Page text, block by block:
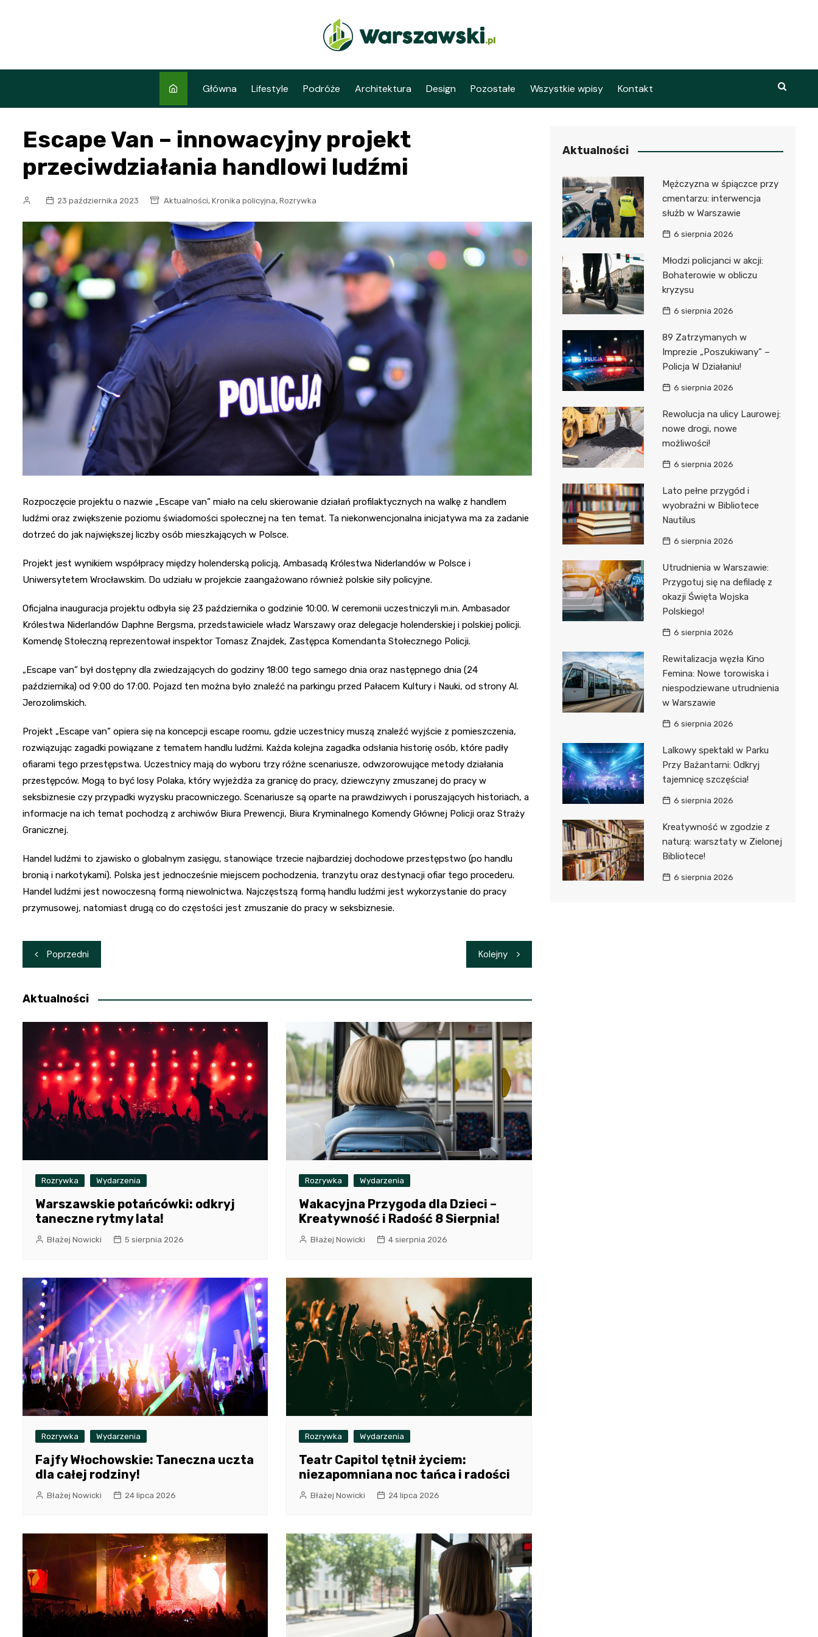
Główna Lifestyle Podróże Architektura Design Pozostałe Wszystkie wpisy Kontakt
Escape Van – innowacyjny projekt
przeciwdziałania handlowi ludźmi
23 października 2023 Aktualności, Kronika policyjna, Rozrywka
Rozpoczęcie projektu o nazwie „Escape van” miało na celu skierowanie działań profilaktycznych na walkę z handlem
ludźmi oraz zwiększenie poziomu świadomości społecznej na ten temat. Ta niekonwencjonalna inicjatywa ma za zadanie
dotrzeć do jak największej liczby osób mieszkających w Polsce.
Projekt jest wynikiem współpracy między holenderską policją, Ambasadą Królestwa Niderlandów w Polsce i
Uniwersytetem Wrocławskim. Do udziału w projekcie zaangażowano również polskie siły policyjne.
Oficjalna inauguracja projektu odbyła się 23 października o godzinie 10:00. W ceremonii uczestniczyli m.in. Ambasador
Królestwa Niderlandów Daphne Bergsma, przedstawiciele władz Warszawy oraz delegacje holenderskiej i polskiej policji.
Komendę Stołeczną reprezentował inspektor Tomasz Znajdek, Zastępca Komendanta Stołecznego Policji.
„Escape van” był dostępny dla zwiedzających do godziny 18:00 tego samego dnia oraz następnego dnia (24
października) od 9:00 do 17:00. Pojazd ten można było znaleźć na parkingu przed Pałacem Kultury i Nauki, od strony Al.
Jerozolimskich.
Projekt „Escape van” opiera się na koncepcji escape roomu, gdzie uczestnicy muszą znaleźć wyjście z pomieszczenia,
rozwiązując zagadki powiązane z tematem handlu ludźmi. Każda kolejna zagadka odsłania historię osób, które padły
ofiarami tego przestępstwa. Uczestnicy mają do wyboru trzy różne scenariusze, odwzorowujące metody działania
przestępców. Mogą to być losy Polaka, który wyjeżdża za granicę do pracy, dziewczyny zmuszanej do pracy w
seksbiznesie czy przypadki wyzysku pracowniczego. Scenariusze są oparte na prawdziwych i poruszających historiach, a
informacje na ich temat pochodzą z archiwów Biura Prewencji, Biura Kryminalnego Komendy Głównej Policji oraz Straży
Granicznej.
Handel ludźmi to zjawisko o globalnym zasięgu, stanowiące trzecie najbardziej dochodowe przestępstwo (po handlu
bronią i narkotykami). Polska jest jednocześnie miejscem pochodzenia, tranzytu oraz destynacji ofiar tego procederu.
Handel ludźmi jest nowoczesną formą niewolnictwa. Najczęstszą formą handlu ludźmi jest wykorzystanie do pracy
przymusowej, natomiast drugą co do częstości jest zmuszanie do pracy w seksbiznesie.
Nawigacja
wpisu
Poprzedni Kolejny
Aktualności
Rozrywka Wydarzenia
Warszawskie potańcówki: odkryj
taneczne rytmy lata!
Błażej Nowicki 5 sierpnia 2026
Rozrywka Wydarzenia
Wakacyjna Przygoda dla Dzieci –
Kreatywność i Radość 8 Sierpnia!
Błażej Nowicki 4 sierpnia 2026
Rozrywka Wydarzenia
Fajfy Włochowskie: Taneczna uczta
dla całej rodziny!
Błażej Nowicki 24 lipca 2026
Rozrywka Wydarzenia
Teatr Capitol tętnił życiem:
niezapomniana noc tańca i radości
Błażej Nowicki 24 lipca 2026
Aktualności
Mężczyzna w śpiączce przy
cmentarzu: interwencja
służb w Warszawie
6 sierpnia 2026
Młodzi policjanci w akcji:
Bohaterowie w obliczu
kryzysu
6 sierpnia 2026
89 Zatrzymanych w
Imprezie „Poszukiwany” –
Policja W Działaniu!
6 sierpnia 2026
Rewolucja na ulicy Laurowej:
nowe drogi, nowe
możliwości!
6 sierpnia 2026
Lato pełne przygód i
wyobraźni w Bibliotece
Nautilus
6 sierpnia 2026
Utrudnienia w Warszawie:
Przygotuj się na defiladę z
okazji Święta Wojska
Polskiego!
6 sierpnia 2026
Rewitalizacja węzła Kino
Femina: Nowe torowiska i
niespodziewane utrudnienia
w Warszawie
6 sierpnia 2026
Lalkowy spektakl w Parku
Przy Bażantarni: Odkryj
tajemnicę szczęścia!
6 sierpnia 2026
Kreatywność w zgodzie z
naturą: warsztaty w Zielonej
Bibliotece!
6 sierpnia 2026